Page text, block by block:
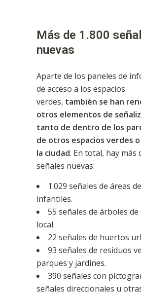
Más de 1.800
nuevas
Aparte de los paneles de
de acceso a los espacios
verdes, también se han
otros elementos de
tanto de dentro de los
de otros espacios verdes o
la ciudad. En total, hay más
señales nuevas:
1.029 señales de áreas
infantiles.
55 señales de árboles
local.
22 señales de huertos
93 señales de residuos
parques y jardines.
390 señales con
señales direccionales u